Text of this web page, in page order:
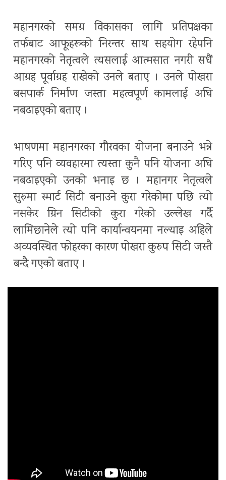
महानगरको समग्र विकासका लागि प्रतिपक्षका
तर्फबाट आफूहरूको निरन्तर साथ सहयोग रहेपनि
महानगरको नेतृत्वले त्यसलाई आत्मसात नगरी सधैं
आग्रह पूर्वाग्रह राखेको उनले बताए । उनले पोखरा
बसपार्क निर्माण जस्ता महत्वपूर्ण कामलाई अघि
नबढाइएको बताए ।
भाषणमा महानगरका गौरवका योजना बनाउने भन्ने
गरिए पनि व्यवहारमा त्यस्ता कुनै पनि योजना अघि
नबढाइएको उनको भनाइ छ । महानगर नेतृत्वले
सुरुमा स्मार्ट सिटी बनाउने कुरा गरेकोमा पछि त्यो
नसकेर ग्रिन सिटीको कुरा गरेको उल्लेख गर्दै
लामिछानेले त्यो पनि कार्यान्वयनमा नल्याइ अहिले
अव्यवस्थित फोहरका कारण पोखरा कुरुप सिटी जस्तै
बन्दै गएको बताए ।